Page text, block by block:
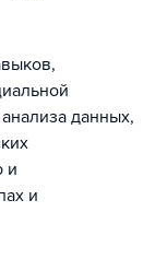
данных,
и
и